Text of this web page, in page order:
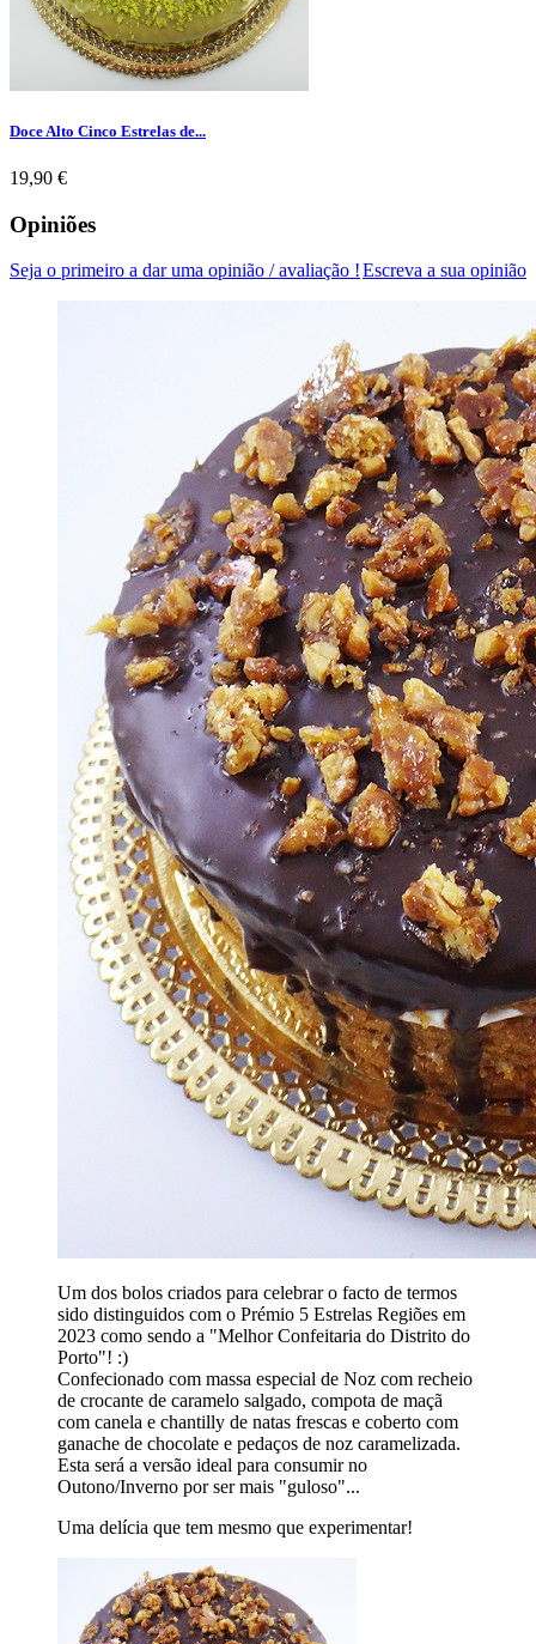
Doce Alto Cinco Estrelas de...
Preço
19,90 €
Opiniões
Escreva a sua opinião
Seja o primeiro a dar uma opinião / avaliação !
Um dos bolos criados para celebrar o facto de termos
sido distinguidos com o Prémio 5 Estrelas Regiões em
2023 como sendo a "Melhor Confeitaria do Distrito do
Porto"! :)
Confecionado com massa especial de Noz com recheio
de crocante de caramelo salgado, compota de maçã
com canela e chantilly de natas frescas e coberto com
ganache de chocolate e pedaços de noz caramelizada.
Esta será a versão ideal para consumir no
Outono/Inverno por ser mais "guloso"...
Uma delícia que tem mesmo que experimentar!